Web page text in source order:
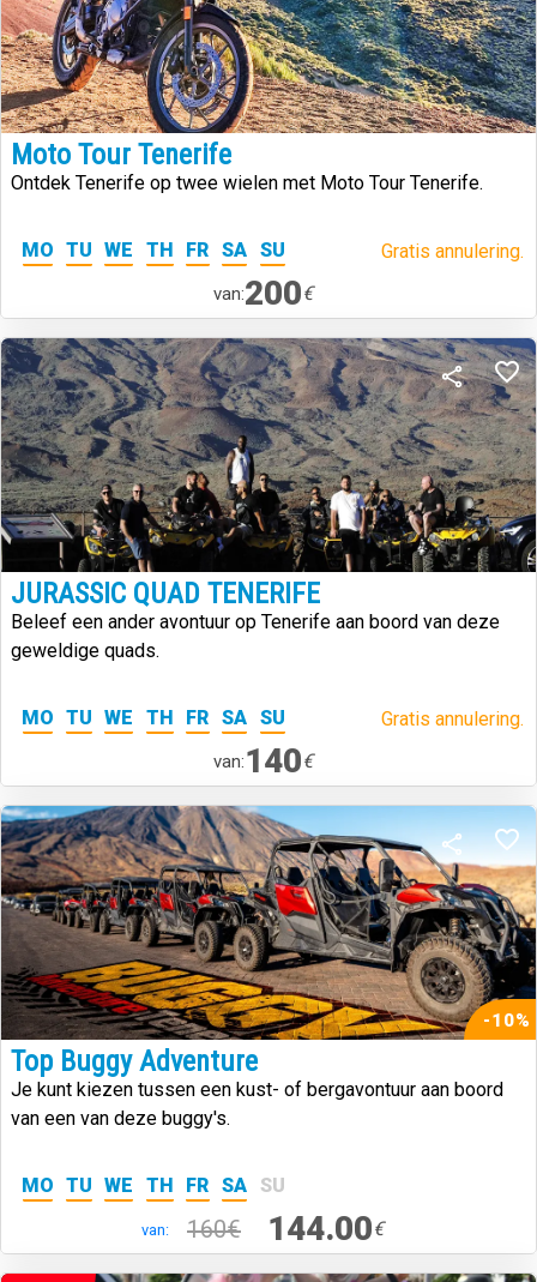
Moto Tour Tenerife
Ontdek Tenerife op twee wielen met Moto Tour Tenerife.
MO TU WE TH FR SA SU Gratis annulering.
van:200€
JURASSIC QUAD TENERIFE
Beleef een ander avontuur op Tenerife aan boord van deze
geweldige quads.
MO TU WE TH FR SA SU Gratis annulering.
van:140€
-10%
Top Buggy Adventure
Je kunt kiezen tussen een kust- of bergavontuur aan boord
van een van deze buggy's.
MO TU WE TH FR SA SU
van: 160€ 144.00€